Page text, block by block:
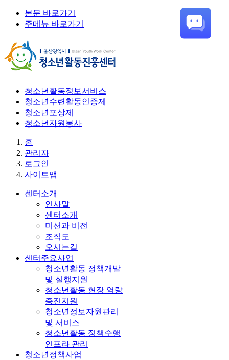
본문 바로가기
주메뉴 바로가기
청소년활동정보서비스
청소년수련활동인증제
청소년포상제
청소년자원봉사
홈
관리자
로그인
사이트맵
센터소개
인사말
센터소개
미션과 비전
조직도
오시는길
센터주요사업
청소년활동 정책개발
및 실행지원
청소년활동 현장 역량
증진지원
청소년정보자원관리
및 서비스
청소년활동 정책수행
인프라 관리
청소년정책사업